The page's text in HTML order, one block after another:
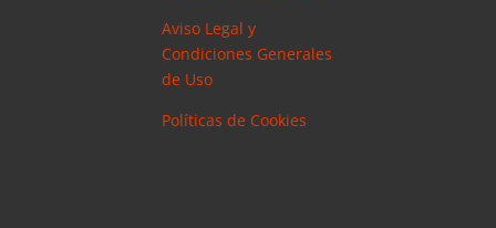
Aviso Legal y
Condiciones Generales
de Uso
Políticas de Cookies